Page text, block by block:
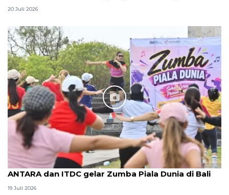
20 Juli 2026
ANTARA dan ITDC gelar Zumba Piala Dunia di Bali
19 Juli 2026